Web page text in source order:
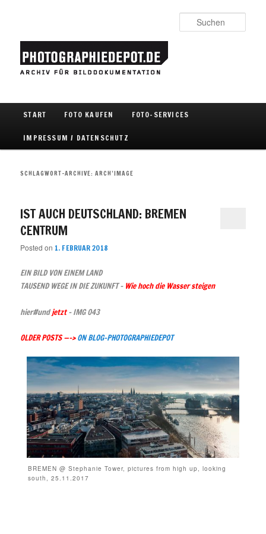
Zum Inhalt wechseln
Zum sekundären Inhalt wechseln
START FOTO KAUFEN FOTO-SERVICES
IMPRESSUM / DATENSCHUTZ
SCHLAGWORT-ARCHIVE:ARCH’IMAGE
IST AUCH DEUTSCHLAND: BREMEN
CENTRUM
Posted on 1. FEBRUAR 2018
EIN BILD VON EINEM LAND
TAUSEND WEGE IN DIE ZUKUNFT – Wie hoch die Wasser steigen
hier#undjetzt– IMG 043
OLDER POSTS —->ON BLOG-PHOTOGRAPHIEDEPOT
BREMEN @ Stephanie Tower, pictures from high up, looking
south, 25.11.2017